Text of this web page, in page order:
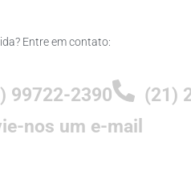
Entre em contato:
99722-2390
(21)
nos um e-mail